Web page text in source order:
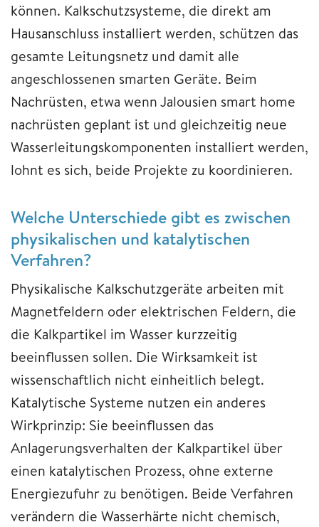
können. Kalkschutzsysteme, die direkt am
Hausanschluss installiert werden, schützen das
gesamte Leitungsnetz und damit alle
angeschlossenen smarten Geräte. Beim
Nachrüsten, etwa wenn Jalousien smart home
nachrüsten geplant ist und gleichzeitig neue
Wasserleitungskomponenten installiert werden,
lohnt es sich, beide Projekte zu koordinieren.
Welche Unterschiede gibt es zwischen
physikalischen und katalytischen
Verfahren?
Physikalische Kalkschutzgeräte arbeiten mit
Magnetfeldern oder elektrischen Feldern, die
die Kalkpartikel im Wasser kurzzeitig
beeinflussen sollen. Die Wirksamkeit ist
wissenschaftlich nicht einheitlich belegt.
Katalytische Systeme nutzen ein anderes
Wirkprinzip: Sie beeinflussen das
Anlagerungsverhalten der Kalkpartikel über
einen katalytischen Prozess, ohne externe
Energiezufuhr zu benötigen. Beide Verfahren
verändern die Wasserhärte nicht chemisch,